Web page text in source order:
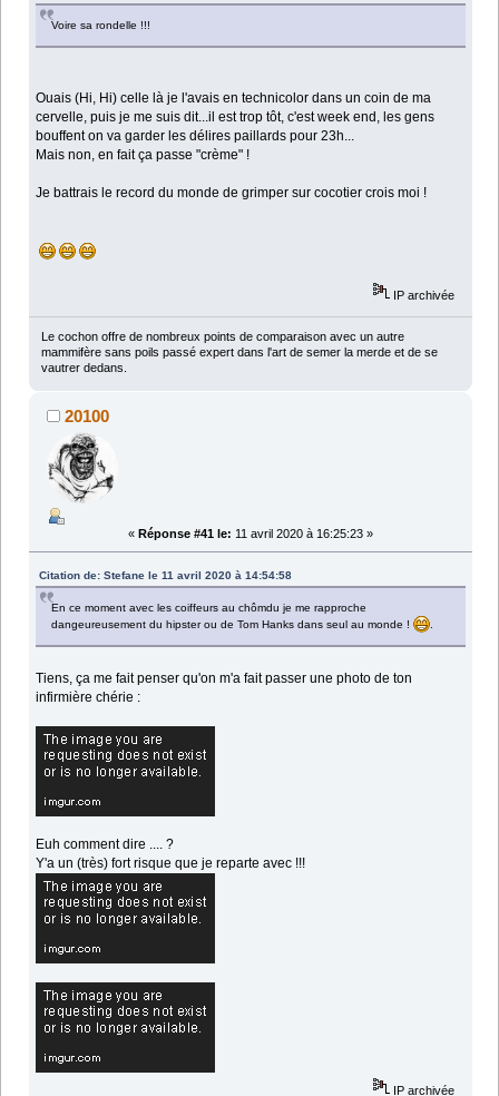
Voire sa rondelle !!!
Ouais (Hi, Hi) celle là je l'avais en technicolor dans un coin de ma
cervelle, puis je me suis dit...il est trop tôt, c'est week end, les gens
bouffent on va garder les délires paillards pour 23h...
Mais non, en fait ça passe "crème" !
Je battrais le record du monde de grimper sur cocotier crois moi !
IP archivée
Le cochon offre de nombreux points de comparaison avec un autre
mammifère sans poils passé expert dans l'art de semer la merde et de se
vautrer dedans.
20100
« Réponse #41 le: 11 avril 2020 à 16:25:23 »
Citation de: Stefane le 11 avril 2020 à 14:54:58
En ce moment avec les coiffeurs au chômdu je me rapproche
dangeureusement du hipster ou de Tom Hanks dans seul au monde !
.
Tiens, ça me fait penser qu'on m'a fait passer une photo de ton
infirmière chérie :
Euh comment dire .... ?
Y'a un (très) fort risque que je reparte avec !!!
IP archivée